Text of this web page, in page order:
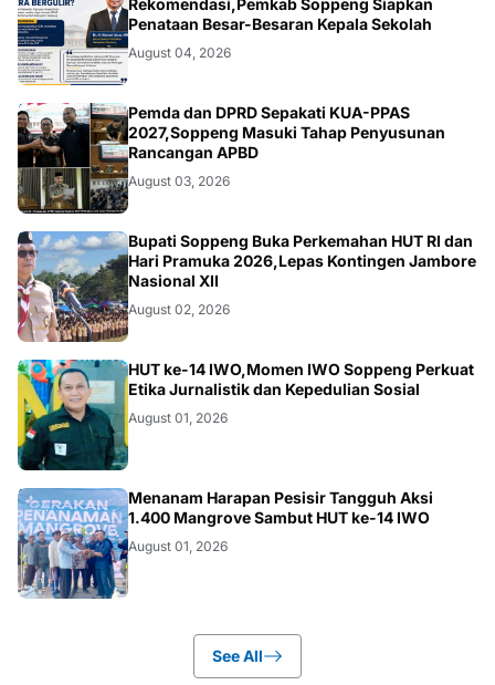
Rekomendasi,Pemkab Soppeng Siapkan
Penataan Besar-Besaran Kepala Sekolah
August 04, 2026
NEWS
Pemda dan DPRD Sepakati KUA-PPAS
2027,Soppeng Masuki Tahap Penyusunan
Rancangan APBD
August 03, 2026
NEWS
Bupati Soppeng Buka Perkemahan HUT RI dan
Hari Pramuka 2026,Lepas Kontingen Jambore
Nasional XII
August 02, 2026
NEWS
HUT ke-14 IWO,Momen IWO Soppeng Perkuat
Etika Jurnalistik dan Kepedulian Sosial
August 01, 2026
NEWS
Menanam Harapan Pesisir Tangguh Aksi
1.400 Mangrove Sambut HUT ke-14 IWO
August 01, 2026
See All